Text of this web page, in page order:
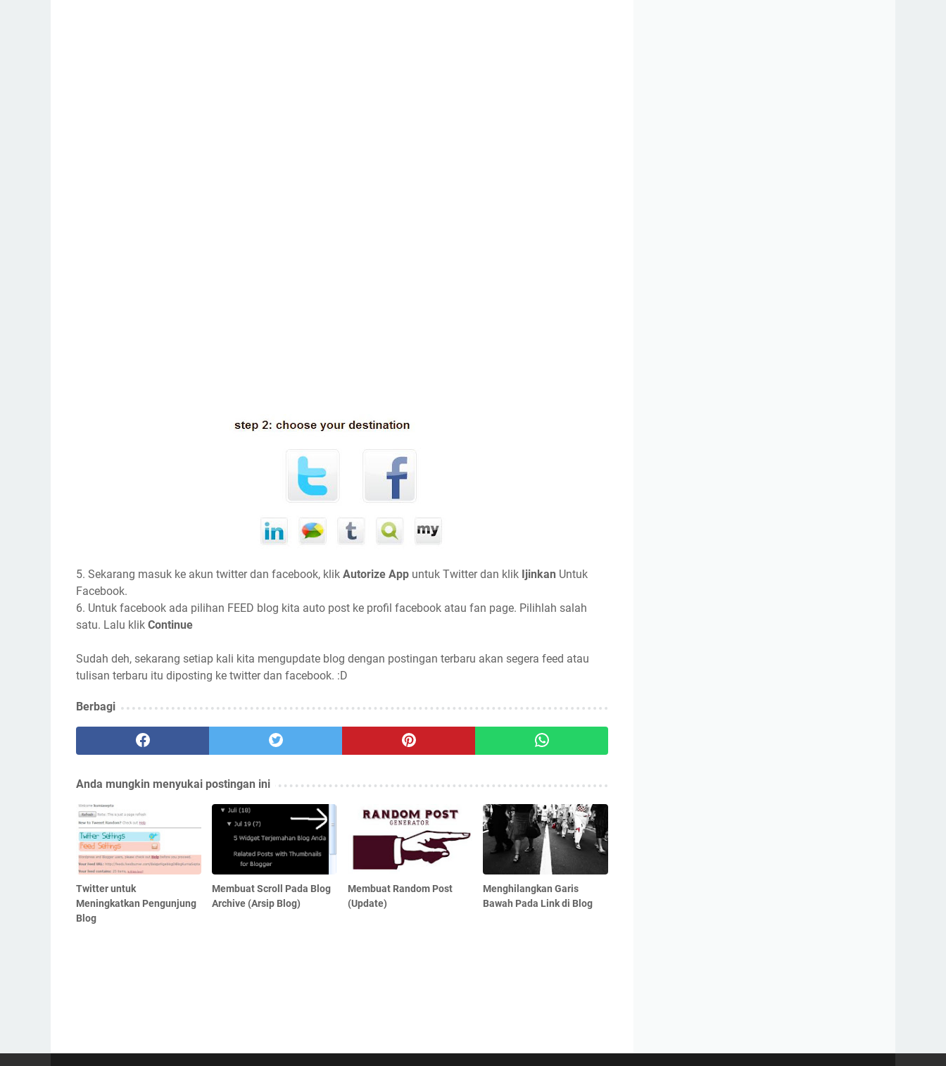
5. Sekarang masuk ke akun twitter dan facebook, klik Autorize App untuk Twitter dan klik Ijinkan Untuk
Facebook.
6. Untuk facebook ada pilihan FEED blog kita auto post ke profil facebook atau fan page. Pilihlah salah
satu. Lalu klik Continue
Sudah deh, sekarang setiap kali kita mengupdate blog dengan postingan terbaru akan segera feed atau
tulisan terbaru itu diposting ke twitter dan facebook. :D
Berbagi
Anda mungkin menyukai postingan ini
Twitter untuk
Meningkatkan Pengunjung
Blog
Membuat Scroll Pada Blog
Archive (Arsip Blog)
Membuat Random Post
(Update)
Menghilangkan Garis
Bawah Pada Link di Blog